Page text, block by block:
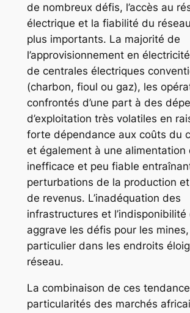
de nombreux défis, l’accès au
électrique et la fiabilité du
plus importants. La majorité de
l’approvisionnement en
de centrales électriques
(charbon, fioul ou gaz), les
confrontés d’une part à des
d’exploitation très volatiles en
forte dépendance aux coûts du
et également à une alimentation
inefficace et peu fiable
perturbations de la production
de revenus. L’inadéquation des
infrastructures et l’indisponibilité
aggrave les défis pour les
particulier dans les endroits
réseau.
La combinaison de ces
particularités des marchés